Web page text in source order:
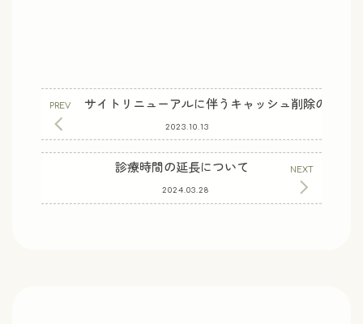
サイトリニューアルに伴うキャッシュ削除のお願
2023.10.13
診療時間の延長について
2024.03.28